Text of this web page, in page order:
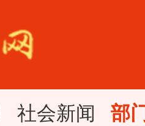
社会新闻 部